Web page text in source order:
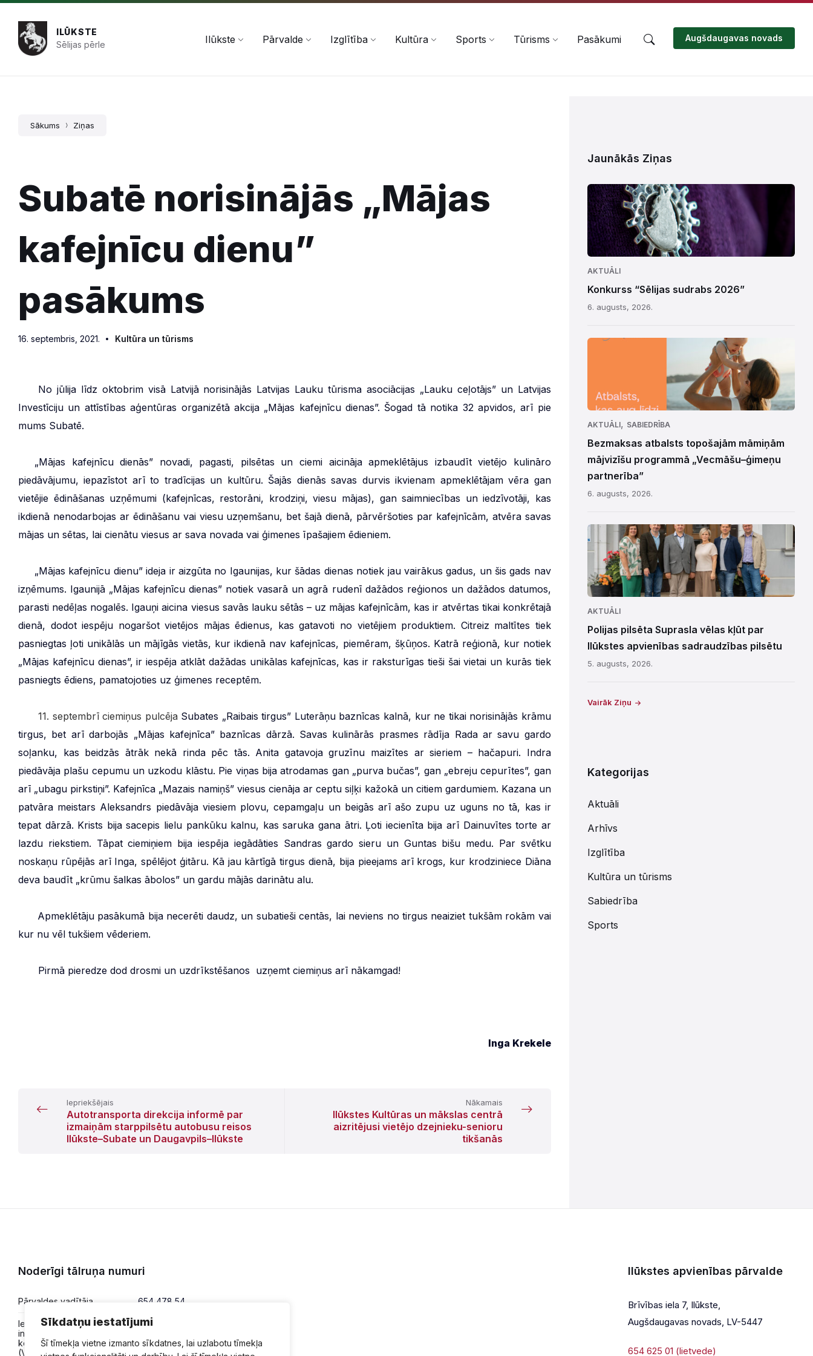
Sīkdatņu iestatījumi
Šī tīmekļa vietne izmanto sīkdatnes, lai uzlabotu tīmekļa
Pāriet
saturu
Skip
navigation
Skip
footer
ILŪKSTE
Sēlijas pērle
Ilūkste Pārvalde Izglītība Kultūra Sports Tūrisms Pasākumi Augšdaugavas novads
Sākums Ziņas
Subatē norisinājās „Mājas
kafejnīcu dienu”
pasākums
16. septembris, 2021. Kultūra un tūrisms
No jūlija līdz oktobrim visā Latvijā norisinājās Latvijas Lauku tūrisma asociācijas „Lauku ceļotājs” un Latvijas
Investīciju un attīstības aģentūras organizētā akcija „Mājas kafejnīcu dienas”. Šogad tā notika 32 apvidos, arī pie
mums Subatē.
„Mājas kafejnīcu dienās” novadi, pagasti, pilsētas un ciemi aicināja apmeklētājus izbaudīt vietējo kulināro
piedāvājumu, iepazīstot arī to tradīcijas un kultūru. Šajās dienās savas durvis ikvienam apmeklētājam vēra gan
vietējie ēdināšanas uzņēmumi (kafejnīcas, restorāni, krodziņi, viesu mājas), gan saimniecības un iedzīvotāji, kas
ikdienā nenodarbojas ar ēdināšanu vai viesu uzņemšanu, bet šajā dienā, pārvēršoties par kafejnīcām, atvēra savas
mājas un sētas, lai cienātu viesus ar sava novada vai ģimenes īpašajiem ēdieniem.
„Mājas kafejnīcu dienu” ideja ir aizgūta no Igaunijas, kur šādas dienas notiek jau vairākus gadus, un šis gads nav
izņēmums. Igaunijā „Mājas kafejnīcu dienas” notiek vasarā un agrā rudenī dažādos reģionos un dažādos datumos,
parasti nedēļas nogalēs. Igauņi aicina viesus savās lauku sētās – uz mājas kafejnīcām, kas ir atvērtas tikai konkrētajā
dienā, dodot iespēju nogaršot vietējos mājas ēdienus, kas gatavoti no vietējiem produktiem. Citreiz maltītes tiek
pasniegtas ļoti unikālās un mājīgās vietās, kur ikdienā nav kafejnīcas, piemēram, šķūņos. Katrā reģionā, kur notiek
„Mājas kafejnīcu dienas”, ir iespēja atklāt dažādas unikālas kafejnīcas, kas ir raksturīgas tieši šai vietai un kurās tiek
pasniegts ēdiens, pamatojoties uz ģimenes receptēm.
11. septembrī ciemiņus pulcēja Subates „Raibais tirgus” Luterāņu baznīcas kalnā, kur ne tikai norisinājās krāmu
tirgus, bet arī darbojās „Mājas kafejnīca” baznīcas dārzā. Savas kulinārās prasmes rādīja Rada ar savu gardo
soļanku, kas beidzās ātrāk nekā rinda pēc tās. Anita gatavoja gruzīnu maizītes ar sieriem – hačapuri. Indra
piedāvāja plašu cepumu un uzkodu klāstu. Pie viņas bija atrodamas gan „purva bučas”, gan „ebreju cepurītes”, gan
arī „ubagu pirkstiņi”. Kafejnīca „Mazais namiņš” viesus cienāja ar ceptu siļķi kažokā un citiem gardumiem. Kazana un
patvāra meistars Aleksandrs piedāvāja viesiem plovu, cepamgaļu un beigās arī ašo zupu uz uguns no tā, kas ir
tepat dārzā. Krists bija sacepis lielu pankūku kalnu, kas saruka gana ātri. Ļoti iecienīta bija arī Dainuvītes torte ar
lazdu riekstiem. Tāpat ciemiņiem bija iespēja iegādāties Sandras gardo sieru un Guntas bišu medu. Par svētku
noskaņu rūpējās arī Inga, spēlējot ģitāru. Kā jau kārtīgā tirgus dienā, bija pieejams arī krogs, kur krodziniece Diāna
deva baudīt „krūmu šalkas ābolos” un gardu mājās darinātu alu.
Apmeklētāju pasākumā bija necerēti daudz, un subatieši centās, lai neviens no tirgus neaiziet tukšām rokām vai
kur nu vēl tukšiem vēderiem.
Pirmā pieredze dod drosmi un uzdrīkstēšanos uzņemt ciemiņus arī nākamgad!
Inga Krekele
Iepriekšējais
Autotransporta direkcija informē par
izmaiņām starppilsētu autobusu reisos
Ilūkste–Subate un Daugavpils–Ilūkste
Nākamais
Ilūkstes Kultūras un mākslas centrā
aizritējusi vietējo dzejnieku-senioru
tikšanās
Jaunākās Ziņas
AKTUĀLI
Konkurss “Sēlijas sudrabs 2026”
6. augusts, 2026.
AKTUĀLI, SABIEDRĪBA
Bezmaksas atbalsts topošajām māmiņām
mājvizīšu programmā „Vecmāšu–ģimeņu
partnerība”
6. augusts, 2026.
AKTUĀLI
Polijas pilsēta Suprasla vēlas kļūt par
Ilūkstes apvienības sadraudzības pilsētu
5. augusts, 2026.
Vairāk Ziņu
Kategorijas
Aktuāli
Arhīvs
Izglītība
Kultūra un tūrisms
Sabiedrība
Sports
Noderīgi tālruņa numuri
Pārvaldes vadītāja 654 478 54
Iesniegumi,
informācija,
konsultācijas
(VPVKAC)
654 478 50
Ilūkstes apvienības pārvalde
Brīvības iela 7, Ilūkste,
Augšdaugavas novads, LV-5447
654 625 01 (lietvede)